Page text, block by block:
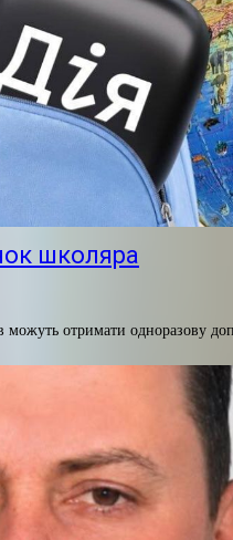
школяра
можуть отримати одноразову